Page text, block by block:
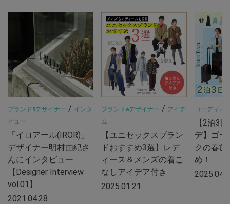
ブランド&デザイナー / インタ
ビュー
「イロアール(IROR)」
デザイナー明村由紀さ
んにインタビュー
【Designer Interview
vol.01】
2021.04.28
ブランド&デザイナー / アイテ
ム
【ユニセックスブラン
ドおすすめ3選】レデ
ィース＆メンズの着こ
なしアイデア付き
2025.01.21
コーディネ
【2泊3
デ】ゴー
クの春
め！